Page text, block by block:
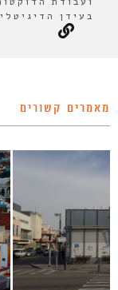
בעידן
מאמרים קשורים